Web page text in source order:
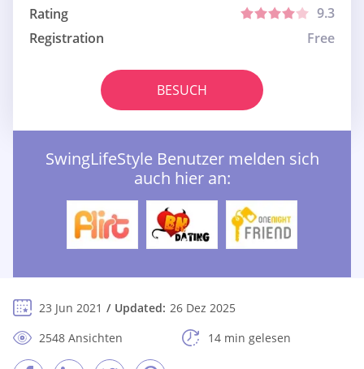
Rating
9.3
Registration
Free
BESUCH
SwingLifeStyle Benutzer melden sich
auch hier an:
23 Jun 2021 Updated: 26 Dez 2025
2548 Ansichten
14 min gelesen